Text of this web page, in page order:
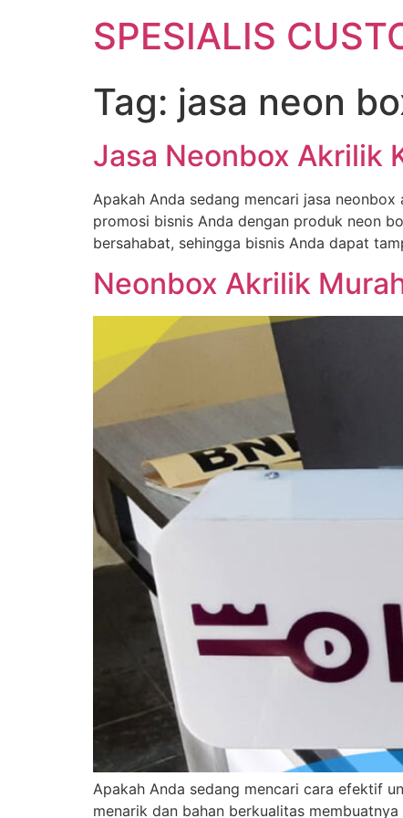
SPESIALIS
Tag: jasa neon
Jasa Neonbox Akrilik
Apakah Anda sedang mencari jasa
promosi bisnis Anda dengan produk neon
bersahabat, sehingga bisnis Anda dapat
Neonbox Akrilik
Apakah Anda sedang mencari cara efektif
menarik dan bahan berkualitas